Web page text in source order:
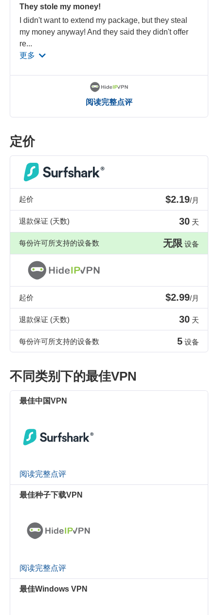
They stole my money!
I didn't want to extend my package, but they steal
my money anyway! And they said they didn't offer
re...
更多
阅读完整点评
定价
起价 $2.19/月
退款保证 (天数) 30 天
每份许可所支持的设备数 无限 设备
起价 $2.99/月
退款保证 (天数) 30 天
每份许可所支持的设备数 5 设备
不同类别下的最佳VPN
最佳中国VPN
阅读完整点评
最佳种子下载VPN
阅读完整点评
最佳Windows VPN